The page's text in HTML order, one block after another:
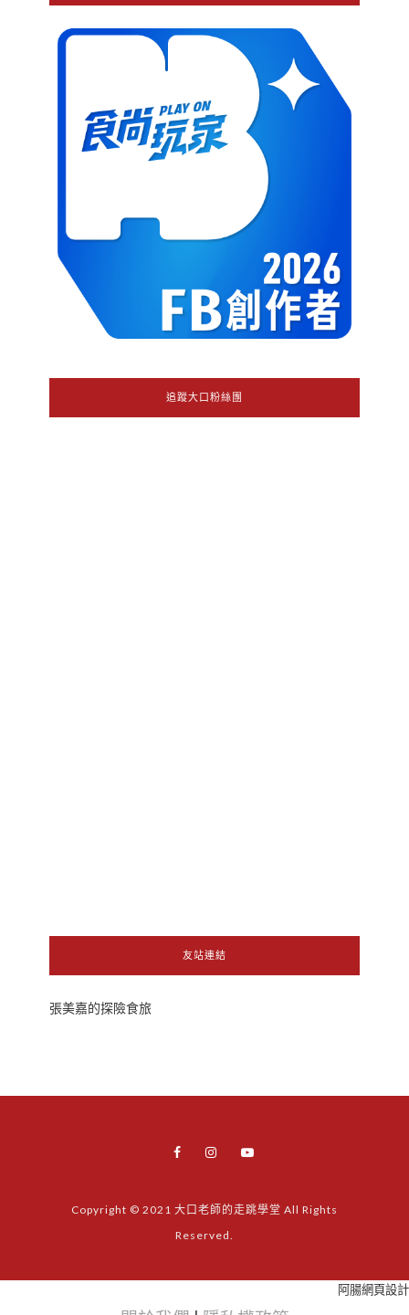
追蹤大口粉絲團
友站連結
張美嘉的探險食旅
Copyright © 2021 大口老師的走跳學堂 All Rights
Reserved.
阿腸網頁設計